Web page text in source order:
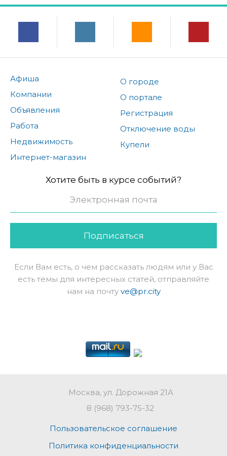
Афиша
Компании
Объявления
Работа
Недвижимость
Интернет-магазин
О городе
О портале
Регистрация
Отключение воды
Купели
Хотите быть в курсе событий?
Подписаться
Если Вам есть, о чем рассказать людям или у Вас
есть темы для интересных статей, отправляйте
нам на почту ve@pr.city
Москва, ул. Дорожная 21А
8 (968) 793-75-32
Пользовательское соглашение
Политика конфиденциальности